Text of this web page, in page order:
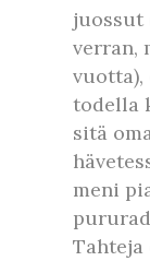
juossut
verran,
todella
sitä
meni